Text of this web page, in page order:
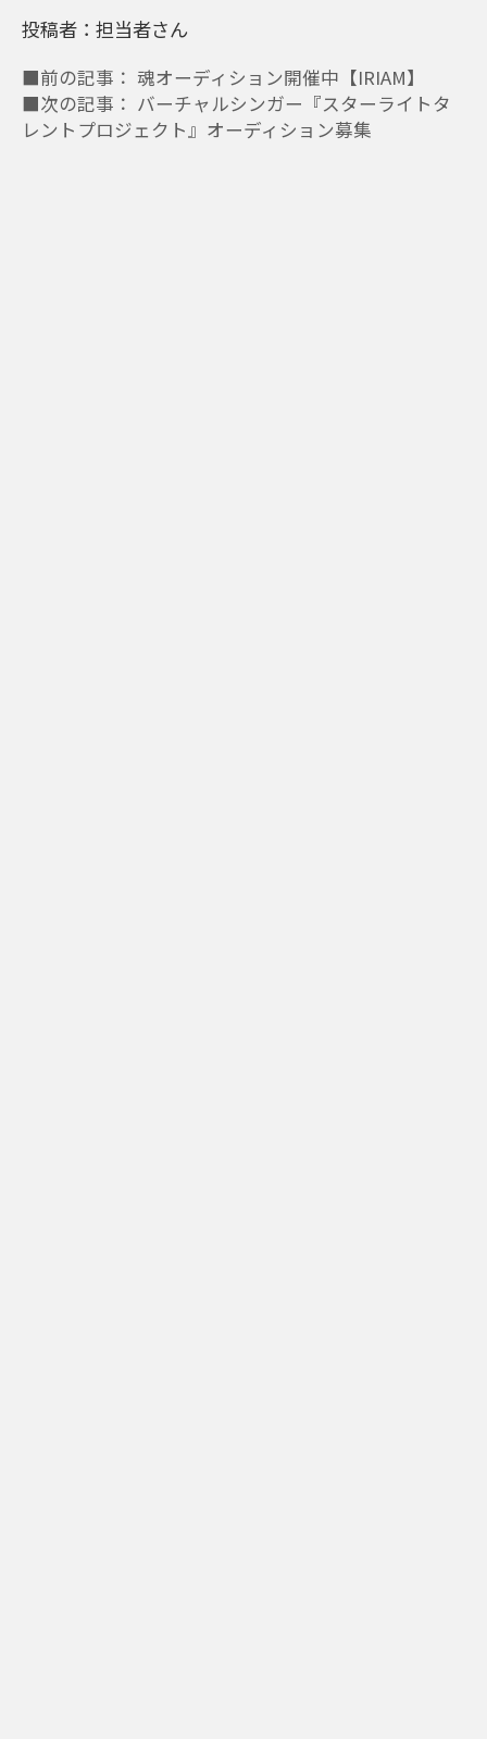
投稿者：担当者さん
■前の記事： 魂オーディション開催中【IRIAM】
■次の記事： バーチャルシンガー『スターライトタ
レントプロジェクト』オーディション募集